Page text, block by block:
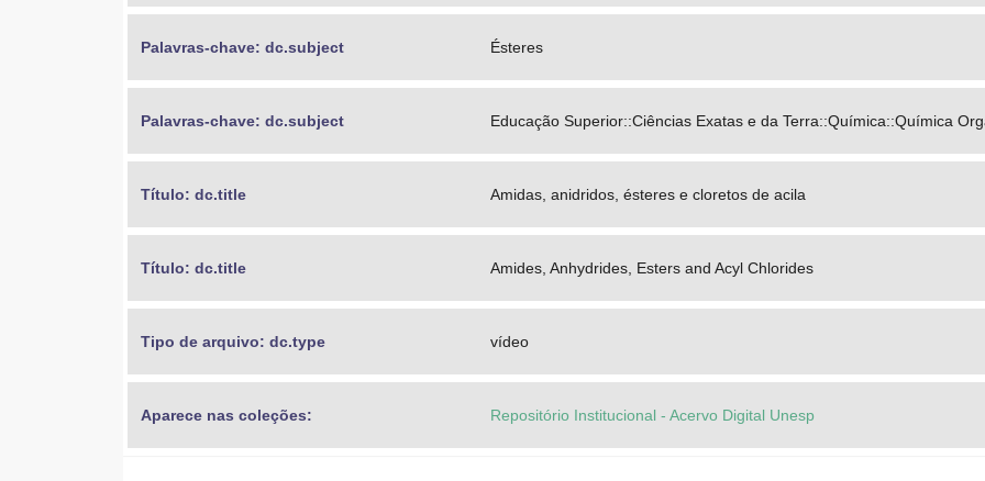
Palavras-chave: dc.subject Ésteres
Palavras-chave: dc.subject Educação Superior::Ciências Exatas e da Terra::Química::Química
Título: dc.title Amidas, anidridos, ésteres e cloretos de acila
Título: dc.title Amides, Anhydrides, Esters and Acyl Chlorides
Tipo de arquivo: dc.type vídeo
Aparece nas coleções: Repositório Institucional - Acervo Digital Unesp